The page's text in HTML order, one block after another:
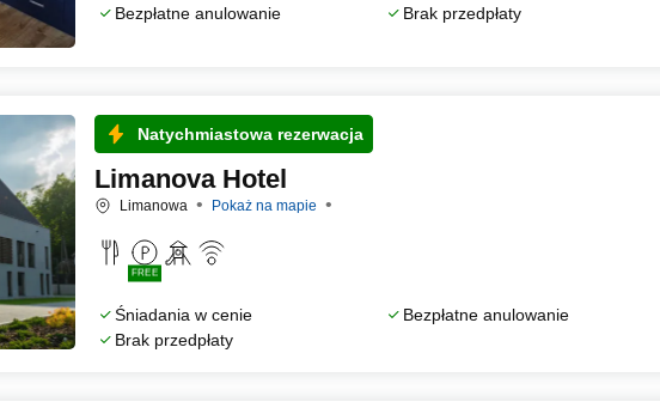
Bezpłatne anulowanie Brak przedpłaty
Natychmiastowa rezerwacja
Limanova Hotel
Limanowa Pokaż na mapie
FREE
Śniadania w cenie
Bezpłatne anulowanie
Brak przedpłaty